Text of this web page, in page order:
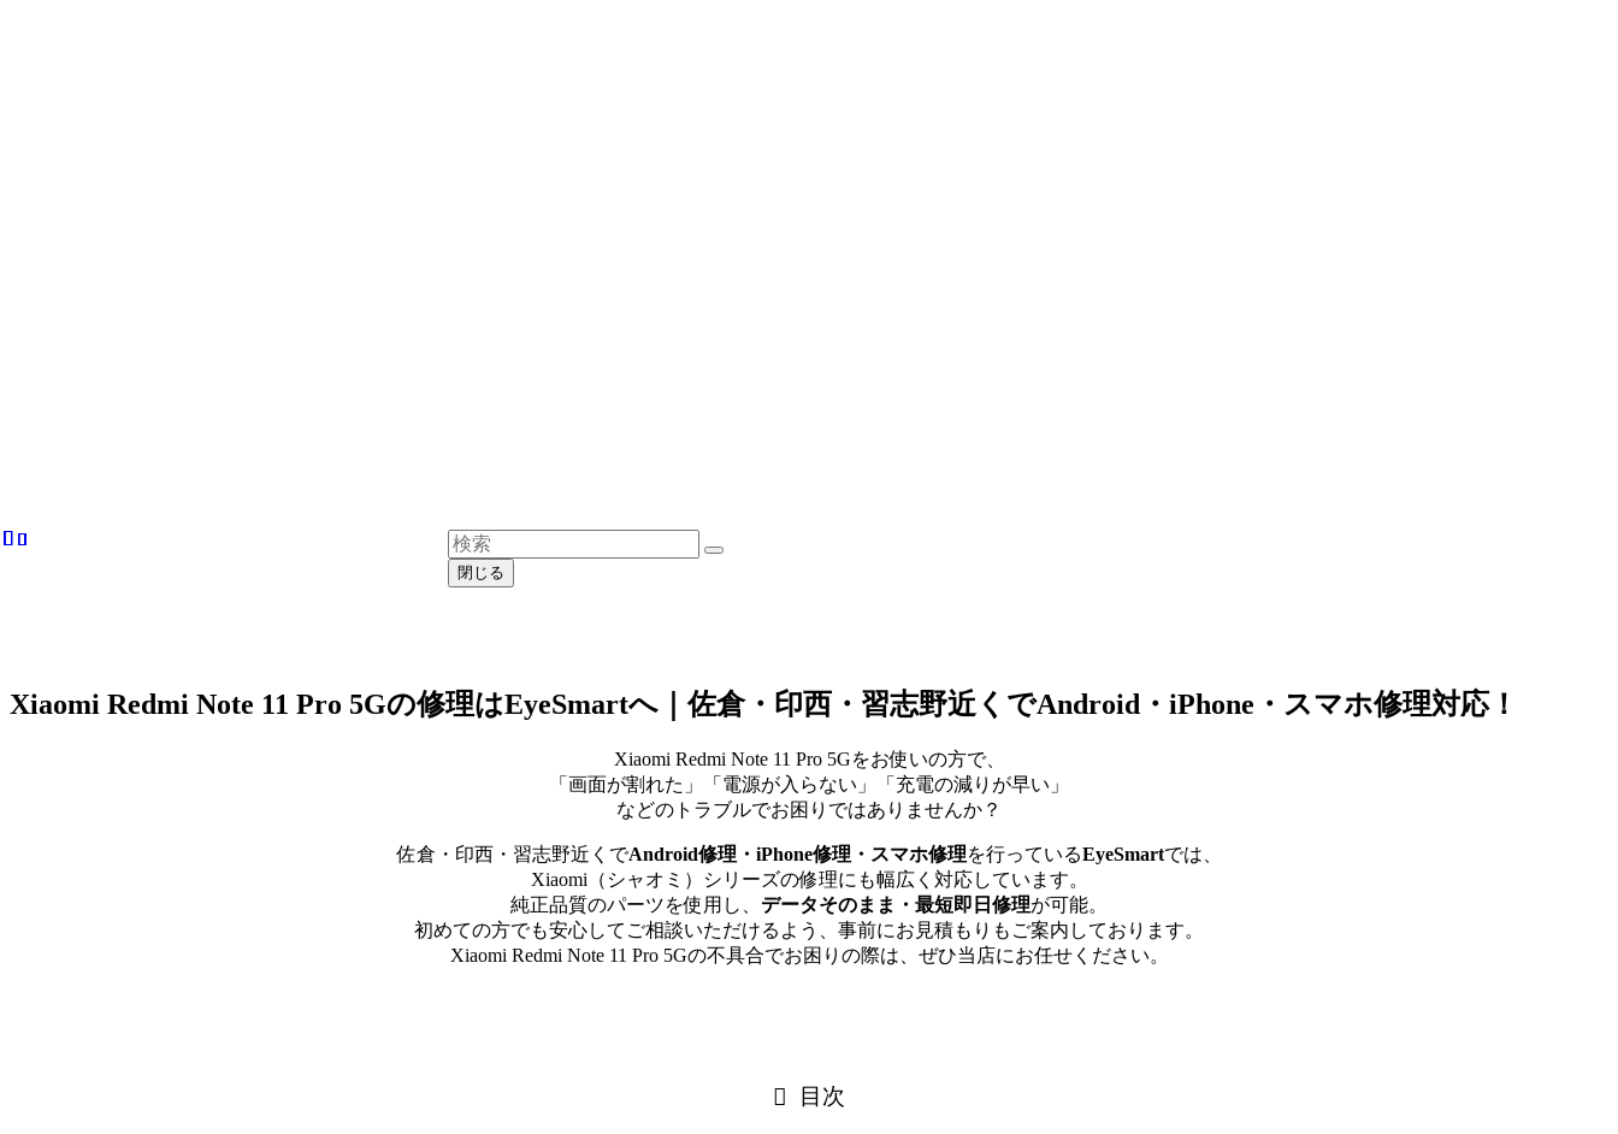
Xiaomi Redmi Note 11 Pro 5Gの修理はEyeSmartへ｜佐倉・印西・習志野近くでAndroid・iPhone・スマホ修理対応！
Xiaomi Redmi Note 11 Pro 5Gをお使いの方で、
「画面が割れた」「電源が入らない」「充電の減りが早い」
などのトラブルでお困りではありませんか？
佐倉・印西・習志野近くでAndroid修理・iPhone修理・スマホ修理を行っているEyeSmartでは、
Xiaomi（シャオミ）シリーズの修理にも幅広く対応しています。
純正品質のパーツを使用し、 データそのまま・最短即日修理が可能。
初めての方でも安心してご相談いただけるよう、事前にお見積もりもご案内しております。
Xiaomi Redmi Note 11 Pro 5Gの不具合でお困りの際は、ぜひ当店にお任せください。
目次
閉じる